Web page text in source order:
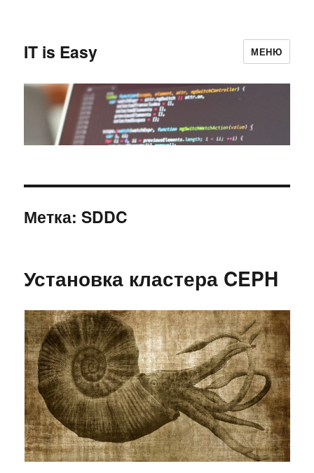
IT is Easy МЕНЮ
Метка:SDDC
Установка кластера CEPH